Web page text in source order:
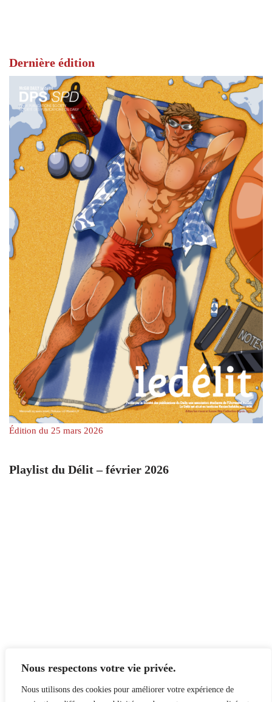
Nous respectons votre vie privée.
Nous utilisons des cookies pour améliorer votre expérience de
Dernière édition
Édition du 25 mars 2026
Playlist du Délit – février 2026